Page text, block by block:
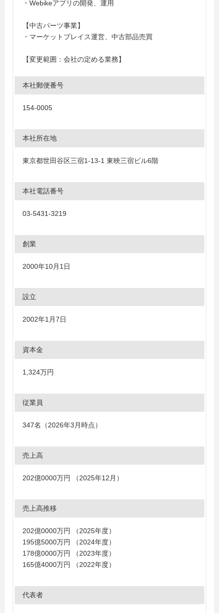
・Webikeアプリの開発、運用
【中古パーツ事業】
・マーケットプレイス運営、中古部品売買
【変更範囲：会社の定める業務】
本社郵便番号
154-0005
本社所在地
東京都世田谷区三宿1-13-1 東映三宿ビル6階
本社電話番号
03-5431-3219
創業
2000年10月1日
設立
2002年1月7日
資本金
1,324万円
従業員
347名（2026年3月時点）
売上高
202億0000万円 （2025年12月）
売上高推移
202億0000万円 （2025年度）
195億5000万円 （2024年度）
178億0000万円 （2023年度）
165億4000万円 （2022年度）
代表者